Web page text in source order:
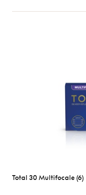
Total 30 Multifocale (6)